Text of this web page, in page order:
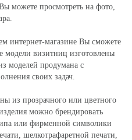
можете просмотреть на фото,
интернет-магазине Вы сможете
модели визитниц изготовлены
моделей продумана с
своих задач.
из прозрачного или цветного
можно брендировать
или фирменной символики
шелкотрафаретной печати,